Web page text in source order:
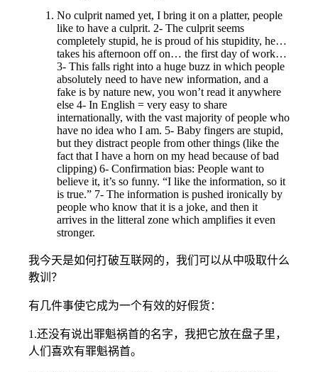
No culprit named yet, I bring it on a platter, people
like to have a culprit. 2- The culprit seems
completely stupid, he is proud of his stupidity, he…
takes his afternoon off on… the first day of work…
3- This falls right into a huge buzz in which people
absolutely need to have new information, and a
fake is by nature new, you won’t read it anywhere
else 4- In English = very easy to share
internationally, with the vast majority of people who
have no idea who I am. 5- Baby fingers are stupid,
but they distract people from other things (like the
fact that I have a horn on my head because of bad
clipping) 6- Confirmation bias: People want to
believe it, it’s so funny. “I like the information, so it
is true.” 7- The information is pushed ironically by
people who know that it is a joke, and then it
arrives in the litteral zone which amplifies it even
stronger.
我今天是如何打破互联网的，我们可以从中吸取什么
教训？
有几件事使它成为一个有效的好假货：
1.还没有说出罪魁祸首的名字，我把它放在盘子里，
人们喜欢有罪魁祸首。